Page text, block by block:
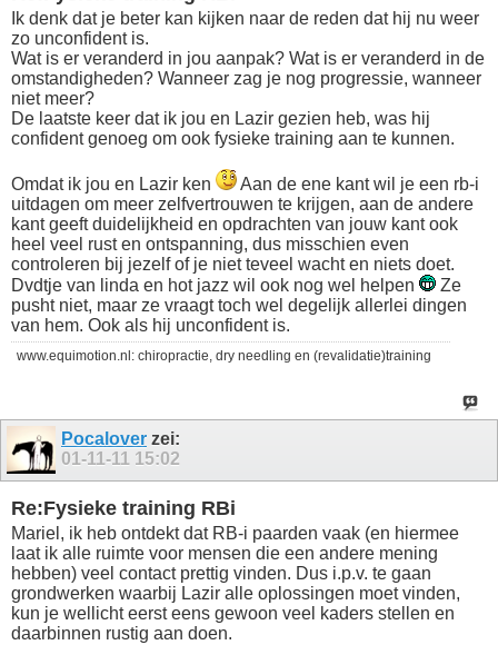
Ik denk dat je beter kan kijken naar de reden dat hij nu weer
zo unconfident is.
Wat is er veranderd in jou aanpak? Wat is er veranderd in de
omstandigheden? Wanneer zag je nog progressie, wanneer
niet meer?
De laatste keer dat ik jou en Lazir gezien heb, was hij
confident genoeg om ook fysieke training aan te kunnen.
Omdat ik jou en Lazir ken
Aan de ene kant wil je een rb-i
uitdagen om meer zelfvertrouwen te krijgen, aan de andere
kant geeft duidelijkheid en opdrachten van jouw kant ook
heel veel rust en ontspanning, dus misschien even
controleren bij jezelf of je niet teveel wacht en niets doet.
Dvdtje van linda en hot jazz wil ook nog wel helpen
Ze
pusht niet, maar ze vraagt toch wel degelijk allerlei dingen
van hem. Ook als hij unconfident is.
www.equimotion.nl: chiropractie, dry needling en (revalidatie)training
Pocalover zei:
01-11-11 15:02
Re:Fysieke training RBi
Mariel, ik heb ontdekt dat RB-i paarden vaak (en hiermee
laat ik alle ruimte voor mensen die een andere mening
hebben) veel contact prettig vinden. Dus i.p.v. te gaan
grondwerken waarbij Lazir alle oplossingen moet vinden,
kun je wellicht eerst eens gewoon veel kaders stellen en
daarbinnen rustig aan doen.